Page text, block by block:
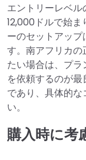
エントリーレベ
12,000ドルで始
ーのセットアッ
す。南アフリカの
たい場合は、プ
を依頼するのが
であり、具体的
い。
購入時に考